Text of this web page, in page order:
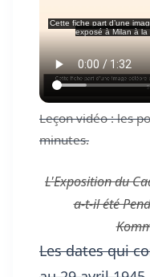
Leçon vidéo : les
minutes.
L'Exposition du
a-t-il été
Les dates qui